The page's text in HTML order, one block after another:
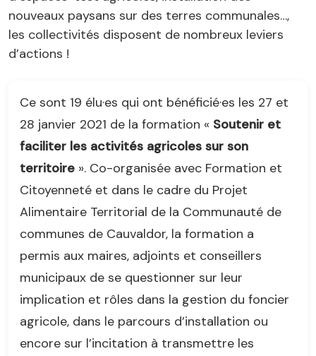
nouveaux paysans sur des terres communales…,
les collectivités disposent de nombreux leviers
d’actions !
Ce sont 19 élu·es qui ont bénéficié·es les 27 et
28 janvier 2021 de la formation « Soutenir et
faciliter les activités agricoles sur son
territoire ». Co-organisée avec Formation et
Citoyenneté et dans le cadre du Projet
Alimentaire Territorial de la Communauté de
communes de Cauvaldor, la formation a
permis aux maires, adjoints et conseillers
municipaux de se questionner sur leur
implication et rôles dans la gestion du foncier
agricole, dans le parcours d’installation ou
encore sur l’incitation à transmettre les